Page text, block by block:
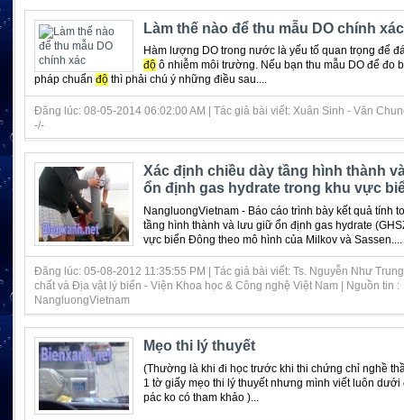
Làm thế nào để thu mẫu DO chính xác
Hàm lượng DO trong nước là yếu tố quan trọng để
độô nhiễm môi trường. Nếu bạn thu mẫu DO để đo
pháp chuẩn độ thì phải chú ý những điều sau....
Đăng lúc: 08-05-2014 06:02:00 AM | Tác giả bài viết: Xuân Sinh - Văn
-/-
Xác định chiều dày tầng hình thành
ổn định gas hydrate trong khu vực
NangluongVietnam - Báo cáo trình bày kết quả tính
tầng hình thành và lưu giữ ổn định gas hydrate
vực biển Đông theo mô hình của Milkov và Sassen....
Đăng lúc: 05-08-2012 11:35:55 PM | Tác giả bài viết: Ts. Nguyễn Như
chất và Địa vật lý biển - Viện Khoa học & Công nghệ Việt Nam | Nguồn tin :
NangluongVietnam
Mẹo thi lý thuyết
(Thường là khi đi học trước khi thi chứng chỉ nghề
1 tờ giấy mẹo thi lý thuyết nhưng mình viết luôn dưới
pác ko có tham khảo )...